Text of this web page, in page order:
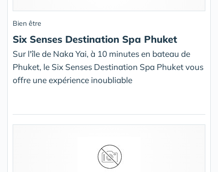
Bien être
Six Senses Destination Spa Phuket
Sur l'île de Naka Yai, à 10 minutes en bateau de
Phuket, le Six Senses Destination Spa Phuket vous
offre une expérience inoubliable